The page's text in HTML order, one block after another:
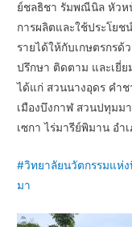
ย์ชลธิชา รัมพณีนิลหัวห
การผลิตและใช้ประโยช
รายได้ให้กับเกษตรกรด้
ปรึกษา ติดตาม และเยี่ย
ได้แก่ สวนนางอุดร คำ
เมืองบึงกาฬ สวนปทุมม
เซกา ไร่มารีย์พิมาน อำ
#วิทยาลัยนวัตกรรมแห่
มา